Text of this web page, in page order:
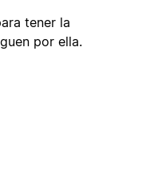
tener la
por ella.